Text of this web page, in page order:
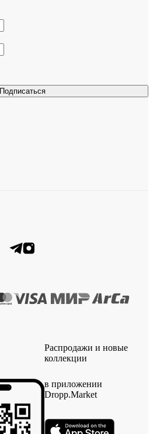
Подписаться
Распродажи и новые
коллекции
в приложении
Dropp.Market